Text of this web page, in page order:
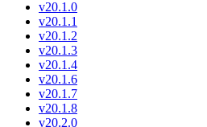
v20.1.0
v20.1.1
v20.1.2
v20.1.3
v20.1.4
v20.1.6
v20.1.7
v20.1.8
v20.2.0